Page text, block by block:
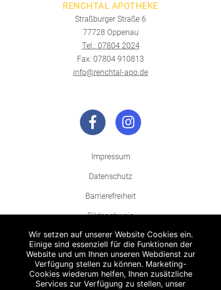
RENCHTAL APOTHEKE
Straßburger Straße 6
77728 Oppenau
Tel.: 07804 2024
Fax: 07804 910813
info@renchtal-apo.de
Impressum
Datenschutz
Barrierefreiheit
Bildnachweis
Abgabe in haushaltsüblichen Mengen, solange der Vorrat reicht. Für Druck-
und Satzfehler keine Haftung.
Wir setzen auf unserer Website Cookies ein.
Einige sind essenziell für die Funktionen der
Website und um Ihnen unseren Webdienst zur
Verfügung stellen zu können. Marketing-
Cookies wiederum helfen, Ihnen zusätzliche
Services zur Verfügung zu stellen, unser